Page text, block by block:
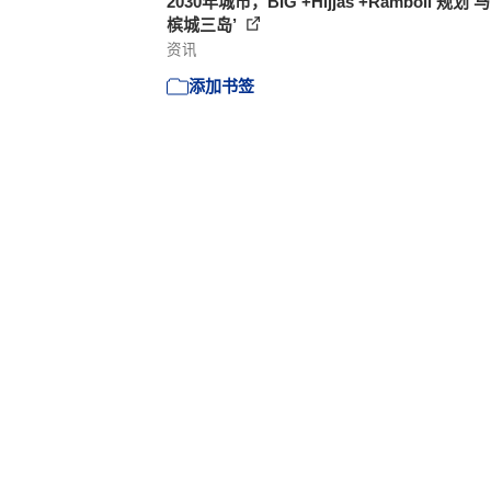
槟城三岛’
资讯
添加书签